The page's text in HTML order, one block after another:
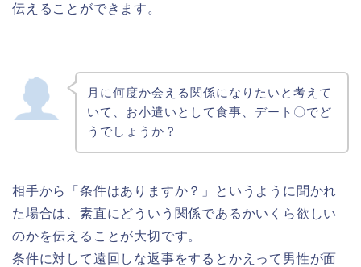
伝えることができます。
月に何度か会える関係になりたいと考えて
いて、お小遣いとして食事、デート〇でど
うでしょうか？
相手から「条件はありますか？」というように聞かれ
た場合は、素直にどういう関係であるかいくら欲しい
のかを伝えることが大切です。
条件に対して遠回しな返事をするとかえって男性が面